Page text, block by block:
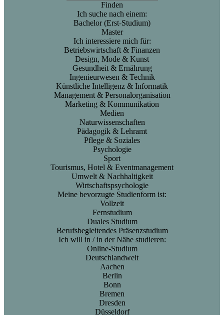
Finden
Ich suche nach einem:
Bachelor (Erst-Studium)
Master
Ich interessiere mich für:
Betriebswirtschaft & Finanzen
Design, Mode & Kunst
Gesundheit & Ernährung
Ingenieurwesen & Technik
Künstliche Intelligenz & Informatik
Management & Personalorganisation
Marketing & Kommunikation
Medien
Naturwissenschaften
Pädagogik & Lehramt
Pflege & Soziales
Psychologie
Sport
Tourismus, Hotel & Eventmanagement
Umwelt & Nachhaltigkeit
Wirtschaftspsychologie
Meine bevorzugte Studienform ist:
Vollzeit
Fernstudium
Duales Studium
Berufsbegleitendes Präsenzstudium
Ich will in / in der Nähe studieren:
Online-Studium
Deutschlandweit
Aachen
Berlin
Bonn
Bremen
Dresden
Düsseldorf